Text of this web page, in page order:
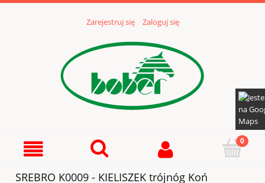
Zarejestruj się Zaloguj się
SREBRO K0009 - KIELISZEK trójnóg Koń